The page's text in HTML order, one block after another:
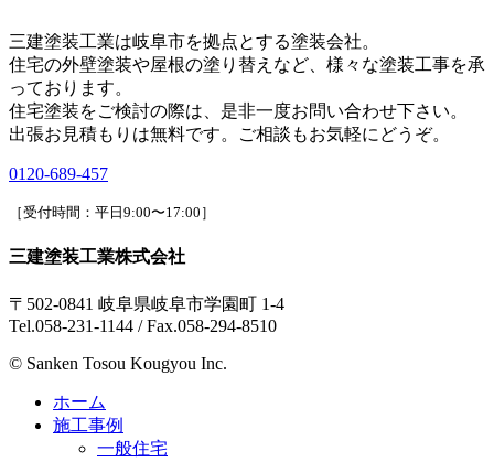
三建塗装工業は岐阜市を拠点とする塗装会社。
住宅の外壁塗装や屋根の塗り替えなど、様々な塗装工事を承
っております。
住宅塗装をご検討の際は、是非一度お問い合わせ下さい。
出張お見積もりは無料です。ご相談もお気軽にどうぞ。
0120-689-457
［受付時間：平日9:00〜17:00］
三建塗装工業株式会社
〒502-0841 岐阜県岐阜市学園町 1-4
Tel.058-231-1144 / Fax.058-294-8510
© Sanken Tosou Kougyou Inc.
ホーム
施工事例
一般住宅